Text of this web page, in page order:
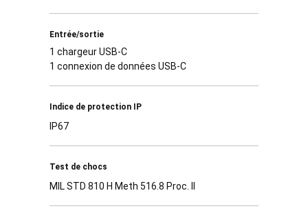
Entrée/sortie
1 chargeur USB-C
1 connexion de données USB-C
Indice de protection IP
IP67
Test de chocs
MIL STD 810 H Meth 516.8 Proc. II